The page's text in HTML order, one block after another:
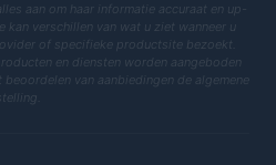
aan om haar informatie accuraat en up-
verschillen van wat u ziet wanneer u
of specifieke productsite bezoekt.
en diensten worden aangeboden
van aanbiedingen de algemene